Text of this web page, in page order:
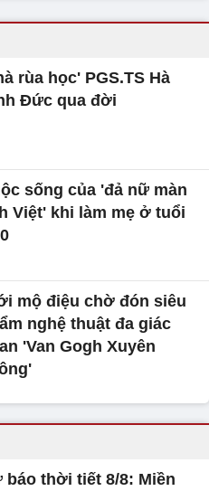
rùa học' PGS.TS Hà
Đức qua đời
sống của 'đả nữ màn
Việt' khi làm mẹ ở tuổi
mộ điệu chờ đón siêu
nghệ thuật đa giác
'Van Gogh Xuyên
báo thời tiết 8/8: Miền